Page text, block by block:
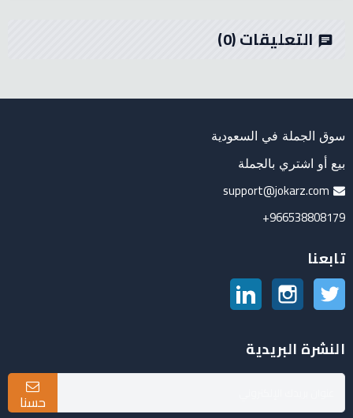
chat التعليقات(0)
سوق الجملة في السعودية
بيع أو اشتري بالجملة
support@jokarz.com
966538808179+
تابعنا
تويتر انستغرام
النشرة البريدية
حسنا